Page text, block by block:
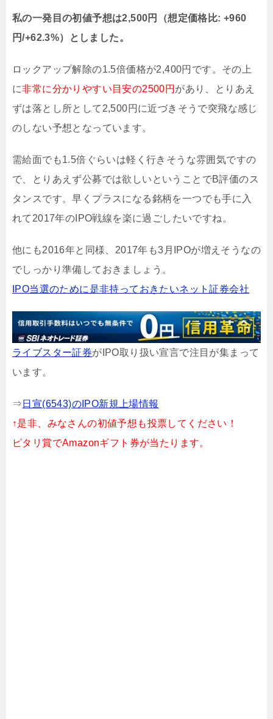
私の一発目の初値予想は2,500円（想定価格比: +960
円/+62.3%）としました。
ロックアップ解除の1.5倍価格が2,400円です。その上
に非常に分かりやすい目安の2500円 があり、とりあえ
ずは落とし所として2,500円に近づきそうで突飛な感じ
のしない予想となっています。
需給面でも1.5倍ぐらいは軽く行きそうな雰囲気ですの
で、とりあえず公募では欲しいということでB評価のス
タンスです。早くプラスになる銘柄を一つでも手に入
れて2017年のIPO戦線を楽に過ごしたいですね。
他にも2016年と同様、2017年も3月IPOが増えそうなの
でしっかり準備しておきましょう。
IPO当選のために是非持っておきたいネット証券会社
ライブスター証券がIPO取り扱い宣言で注目が集まって
います。
⇒ 日宣(6543)のIPO新規上場情報
↑是非、みなさんの初値予想も投票してください！
ピタリ賞でAmazonギフト券が当たります。